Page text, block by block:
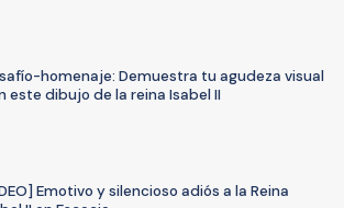
homenaje: Demuestra tu agudeza visual
este dibujo de la reina Isabel II
Emotivo y silencioso adiós a la Reina